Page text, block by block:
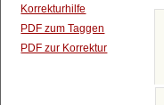
Korrekturhilfe
PDF zum Taggen
PDF zur Korrektur